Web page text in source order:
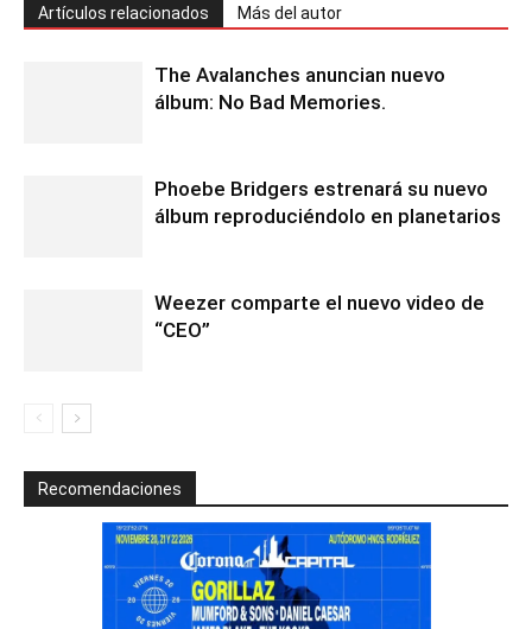
Artículos relacionados Más del autor
The Avalanches anuncian nuevo
álbum: No Bad Memories.
Phoebe Bridgers estrenará su nuevo
álbum reproduciéndolo en planetarios
Weezer comparte el nuevo video de
“CEO”
Recomendaciones